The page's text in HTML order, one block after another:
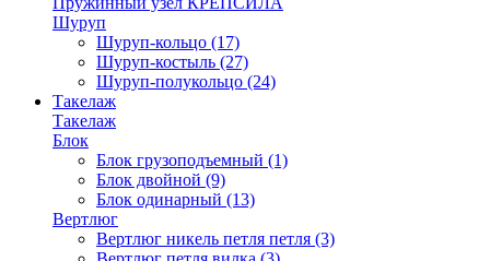
Шуруп
Шуруп-кольцо (17)
Шуруп-костыль (27)
Шуруп-полукольцо (24)
Такелаж
Такелаж
Блок
Блок грузоподъемный (1)
Блок двойной (9)
Блок одинарный (13)
Вертлюг
Вертлюг никель петля петля (3)